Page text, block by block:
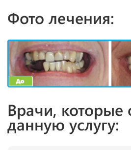
Фото лечения:
Врачи, которые
данную услугу: